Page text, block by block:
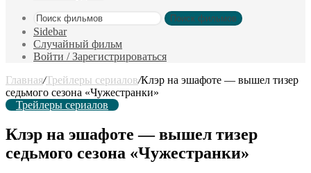
Поиск фильмов
Sidebar
Случайный фильм
Войти / Зарегистрироваться
Главная/Трейлеры сериалов/Клэр на эшафоте — вышел тизер
седьмого сезона «Чужестранки»
Трейлеры сериалов
Клэр на эшафоте — вышел тизер
седьмого сезона «Чужестранки»